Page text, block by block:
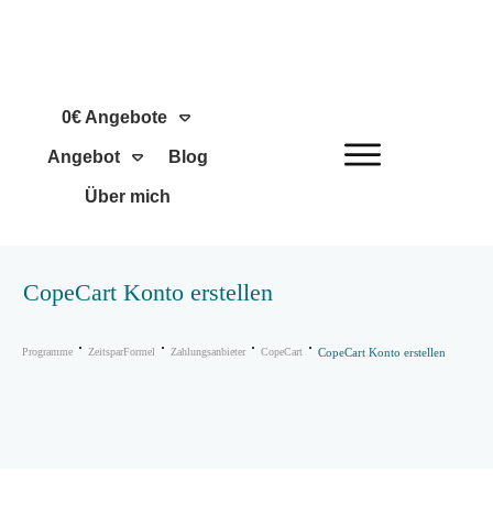
0€ Angebote
Angebot Blog
Über mich
CopeCart Konto erstellen
Programme ZeitsparFormel Zahlungsanbieter CopeCart CopeCart Konto erstellen